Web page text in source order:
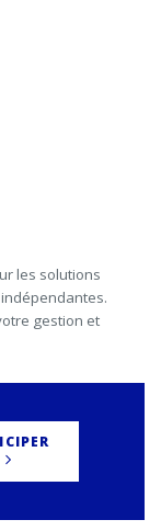
les solutions
gestion et